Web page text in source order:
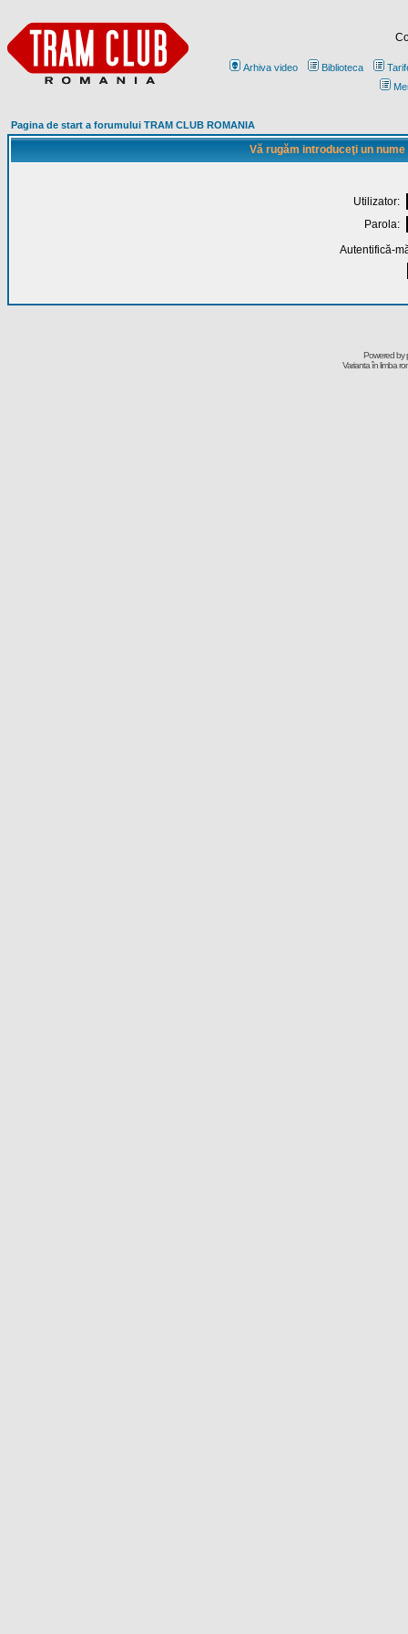
Arhiva video Biblioteca
Pagina de start a forumului TRAM CLUB ROMANIA
Vă rugăm introduceţi un
Utilizator:
Parola:
Autentifică-
Powered by
Varianta în limba